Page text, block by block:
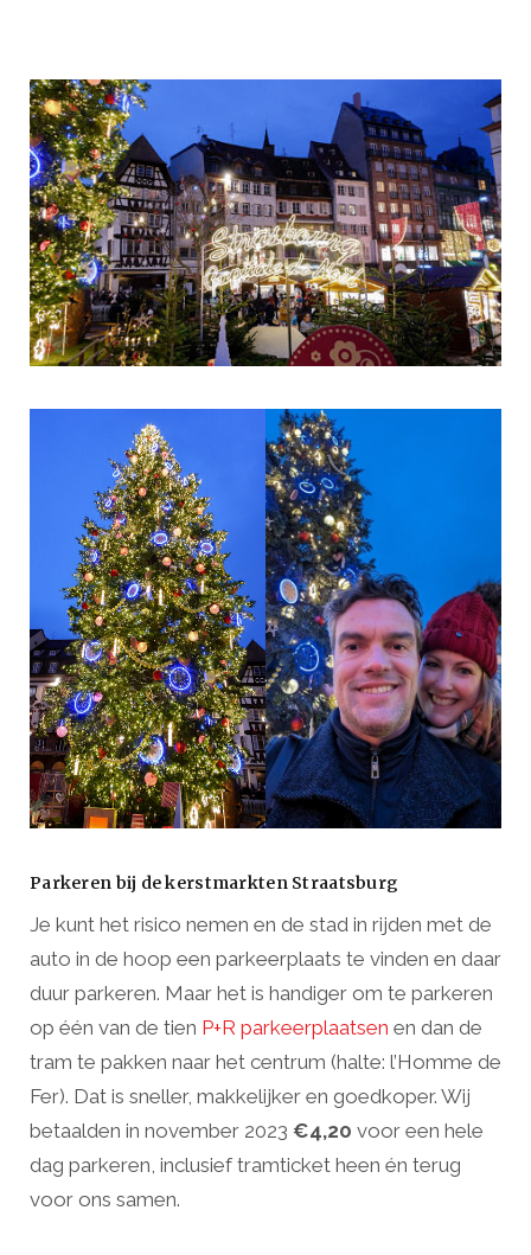
Parkeren bij de kerstmarkten Straatsburg
Je kunt het risico nemen en de stad in rijden met de
auto in de hoop een parkeerplaats te vinden en daar
duur parkeren. Maar het is handiger om te parkeren
op één van de tien P+R parkeerplaatsen en dan de
tram te pakken naar het centrum (halte: l’Homme de
Fer). Dat is sneller, makkelijker en goedkoper. Wij
betaalden in november 2023 €4,20 voor een hele
dag parkeren, inclusief tramticket heen én terug
voor ons samen.